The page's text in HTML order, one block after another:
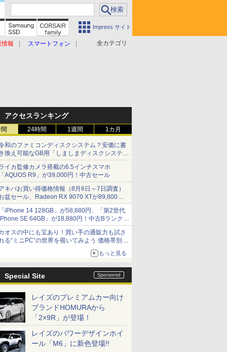
Impress サイト
全カテゴリ
情報 スマートフォン
アクセスランキング
24時間 1週間 1カ月
和のファミコンディスクシステム？安価に書
換え可能なGB用「しましまディスクシステ
」
イカ監修カメラ搭載の6.5インチスマホ
AQUOS R9」が39,000円！中古セール
キバお買い得価格情報（8月6日～7日調査）
盆セール、Radeon RX 9070 XTが89,800
、水平周波数24.8kHz対応の17型モニターが
円、暑さ指数連動セール ほか
iPhone 14 128GB」が58,880円、「第2世代
SE 64GB」が18,880円！中古Bランク品
ール
オスの中にも宝あり！買い手の通販力も試さ
る“ミニPC”の世界を覗いてみよう 価格帯別に
様や特徴を整理、11製品をピックアップ text
もっと見る
Special Site
レイズのプレミアムカー向け
ブランドHOMURAから
「2×9R」が登場！
レイズのパワーデザインホイ
ール「M6」に新色登場!!